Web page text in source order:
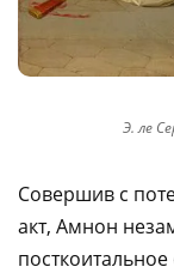
Э. ле
Совершив с
акт, Амнон